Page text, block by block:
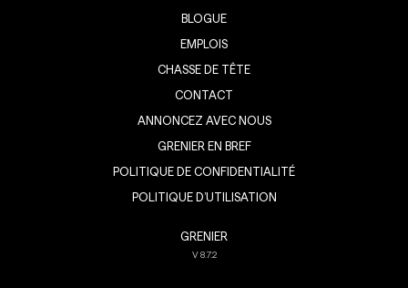
BLOGUE
EMPLOIS
CHASSE DE TÊTE
CONTACT
ANNONCEZ AVEC NOUS
GRENIER EN BREF
POLITIQUE DE CONFIDENTIALITÉ
POLITIQUE D’UTILISATION
GRENIER
V8.7.2